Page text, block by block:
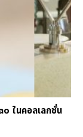
ในคอลเลกชั่น